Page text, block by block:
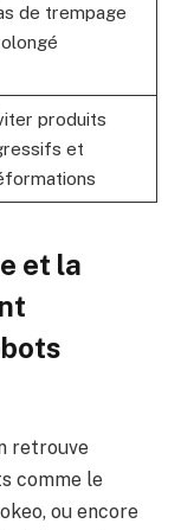
de trempage
produits
et
et la
retrouve
comme le
ou encore